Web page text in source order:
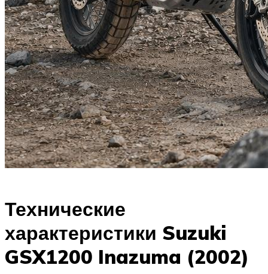
Технические
характеристики Suzuki
GSX1200 Inazuma (2002)